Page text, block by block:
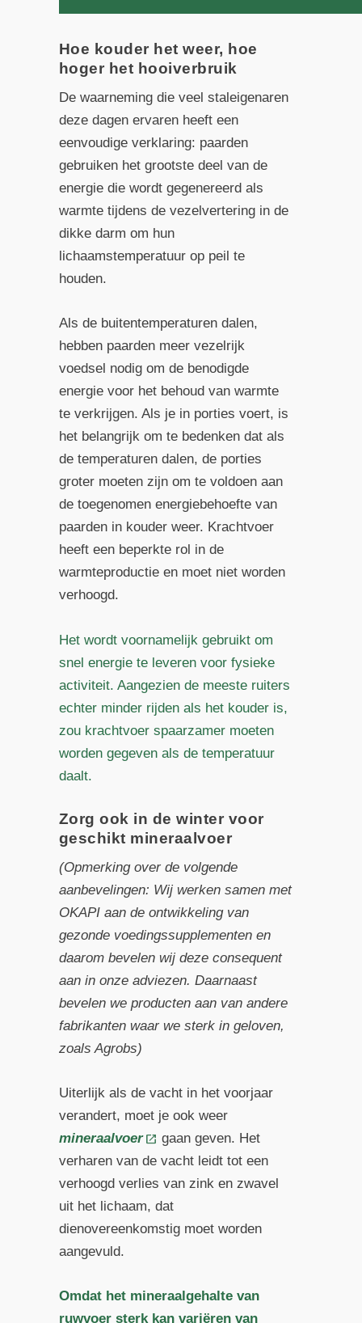
Hoe kouder het weer, hoe
hoger het hooiverbruik
De waarneming die veel staleigenaren
deze dagen ervaren heeft een
eenvoudige verklaring: paarden
gebruiken het grootste deel van de
energie die wordt gegenereerd als
warmte tijdens de vezelvertering in de
dikke darm om hun
lichaamstemperatuur op peil te
houden.
Als de buitentemperaturen dalen,
hebben paarden meer vezelrijk
voedsel nodig om de benodigde
energie voor het behoud van warmte
te verkrijgen. Als je in porties voert, is
het belangrijk om te bedenken dat als
de temperaturen dalen, de porties
groter moeten zijn om te voldoen aan
de toegenomen energiebehoefte van
paarden in kouder weer. Krachtvoer
heeft een beperkte rol in de
warmteproductie en moet niet worden
verhoogd.
Het wordt voornamelijk gebruikt om
snel energie te leveren voor fysieke
activiteit. Aangezien de meeste ruiters
echter minder rijden als het kouder is,
zou krachtvoer spaarzamer moeten
worden gegeven als de temperatuur
daalt.
Zorg ook in de winter voor
geschikt mineraalvoer
(Opmerking over de volgende
aanbevelingen: Wij werken samen met
OKAPI aan de ontwikkeling van
gezonde voedingssupplementen en
daarom bevelen wij deze consequent
aan in onze adviezen. Daarnaast
bevelen we producten aan van andere
fabrikanten waar we sterk in geloven,
zoals Agrobs)
Uiterlijk als de vacht in het voorjaar
verandert, moet je ook weer
mineraalvoer
gaan geven. Het
verharen van de vacht leidt tot een
verhoogd verlies van zink en zwavel
uit het lichaam, dat
dienovereenkomstig moet worden
aangevuld.
Omdat het mineraalgehalte van
ruwvoer sterk kan variëren van